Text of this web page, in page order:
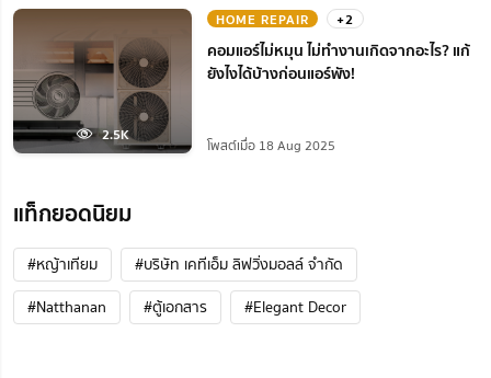
2.5K
HOME REPAIR +2
คอมแอร์ไม่หมุน ไม่ทํางานเกิดจากอะไร? แก้
ยังไงได้บ้างก่อนแอร์พัง!
โพสต์เมื่อ 18 Aug 2025
แท็กยอดนิยม
#หญ้าเทียม
#บริษัท เคทีเอ็ม ลิฟวิ่งมอลล์ จำกัด
#Natthanan
#ตู้เอกสาร #Elegant Decor